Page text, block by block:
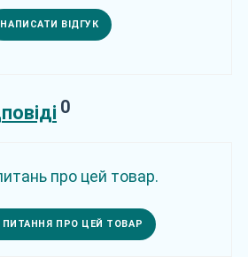
НАПИСАТИ ВІДГУК
0
про цей товар.
ПИТАННЯ ПРО ЦЕЙ ТОВАР